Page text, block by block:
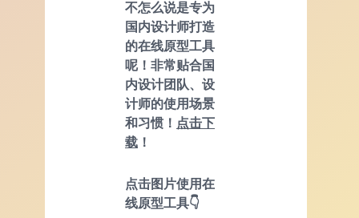
不怎么说是专为
国内设计师打造
的在线原型工具
呢！非常贴合国
内设计团队、设
计师的使用场景
和习惯！ 点击下
载 ！
点击图片使用在
线原型工具👇